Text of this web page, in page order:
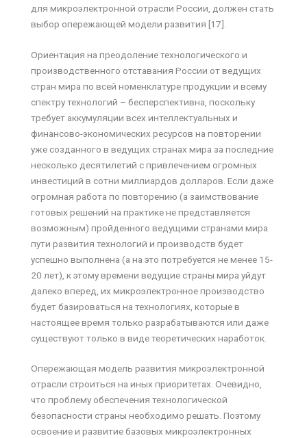
для микроэлектронной отрасли России, должен стать
выбор опережающей модели развития [17].
Ориентация на преодоление технологического и
производственного отставания России от ведущих
стран мира по всей номенклатуре продукции и всему
спектру технологий – бесперспективна, поскольку
требует аккумуляции всех интеллектуальных и
финансово-экономических ресурсов на повторении
уже созданного в ведущих странах мира за последние
несколько десятилетий с привлечением огромных
инвестиций в сотни миллиардов долларов. Если даже
огромная работа по повторению (а заимствование
готовых решений на практике не представляется
возможным) пройденного ведущими странами мира
пути развития технологий и производств будет
успешно выполнена (а на это потребуется не менее 15-
20 лет), к этому времени ведущие страны мира уйдут
далеко вперед, их микроэлектронное производство
будет базироваться на технологиях, которые в
настоящее время только разрабатываются или даже
существуют только в виде теоретических наработок.
Опережающая модель развития микроэлектронной
отрасли строиться на иных приоритетах. Очевидно,
что проблему обеспечения технологической
безопасности страны необходимо решать. Поэтому
освоение и развитие базовых микроэлектронных